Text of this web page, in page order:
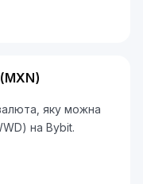
яку можна
на Bybit.